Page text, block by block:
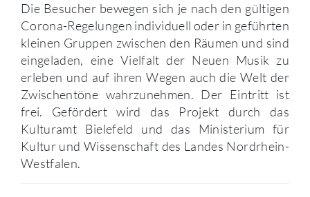
Die Besucher bewegen sich je nach den gültigen
Corona-Regelungen individuell oder in geführten
kleinen Gruppen zwischen den Räumen und sind
eingeladen, eine Vielfalt der Neuen Musik zu
erleben und auf ihren Wegen auch die Welt der
Zwischentöne wahrzunehmen. Der Eintritt ist
frei. Gefördert wird das Projekt durch das
Kulturamt Bielefeld und das Ministerium für
Kultur und Wissenschaft des Landes Nordrhein-
Westfalen.